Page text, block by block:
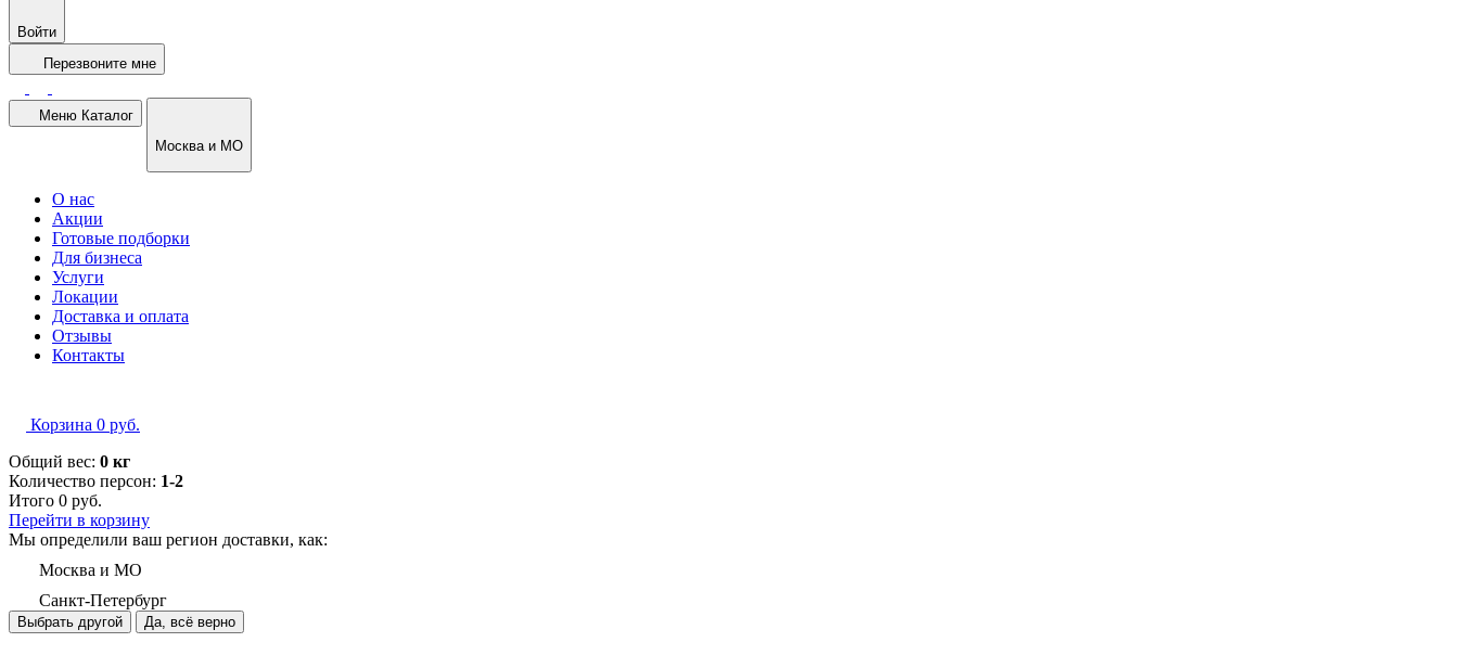
Войти
Перезвоните мне
Меню Каталог
Москва и МО
О нас
Акции
Готовые подборки
Для бизнеса
Услуги
Локации
Доставка и оплата
Отзывы
Контакты
Корзина 0 руб.
Общий вес: 0 кг
Количество персон: 1-2
Итого 0 руб.
Перейти в корзину
Мы определили ваш регион доставки, как:
Москва и МО
Санкт-Петербург
Выбрать другой Да, всё верно